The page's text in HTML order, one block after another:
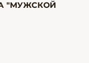
"МУЖСКОЙ